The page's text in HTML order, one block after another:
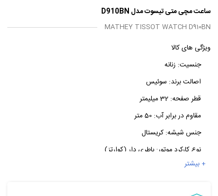
ساعت مچی متی تیسوت مدل D910BN
MATHEY TISSOT WATCH D910BN
ویژگی های کالا
جنسیت: زنانه
اصالت برند: سوئیس
قطر صفحه: 32 میلیمتر
مقاوم در برابر آب: 50 متر
جنس شیشه: کریستال
نوع کارکرد موتور: باطری دار (کوارتز)
+ بیشتر